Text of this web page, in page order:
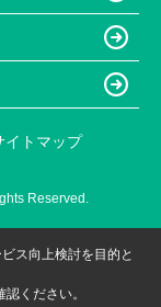
イトマップ
Reserved.
ス向上検討を目的と
認ください。